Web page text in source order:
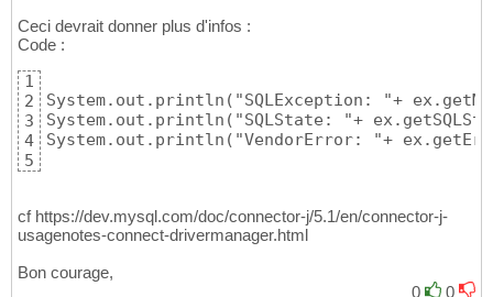
23
24
26
27
28
}
}
Ceci devrait donner plus d'infos :
Code :
1
2
3
4
5
System.out.println("SQLException: "+
System.out.println("SQLState: "+
cf https://dev.mysql.com/doc/connector-j/5.1/en/connector-j-
usagenotes-connect-drivermanager.html
Bon courage,
0
0